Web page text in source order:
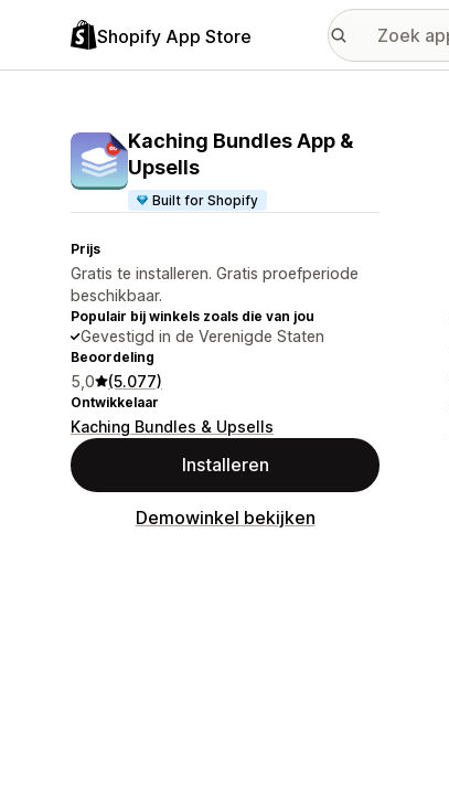
Shopify App Store
Kaching Bundles App &
Upsells
Built for Shopify
Prijs
Gratis te installeren. Gratis proefperiode
beschikbaar.
Populair bij winkels zoals die van jou
Gevestigd in de Verenigde Staten
Beoordeling
5,0 (5.077)
Ontwikkelaar
Kaching Bundles & Upsells
Installeren
Demowinkel bekijken